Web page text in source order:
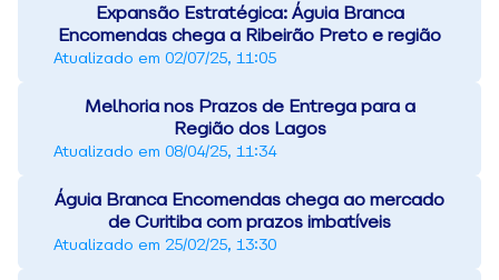
Expansão Estratégica: Águia Branca
Encomendas chega a Ribeirão Preto e região
Atualizado em 02/07/25, 11:05
Melhoria nos Prazos de Entrega para a
Região dos Lagos
Atualizado em 08/04/25, 11:34
Águia Branca Encomendas chega ao mercado
de Curitiba com prazos imbatíveis
Atualizado em 25/02/25, 13:30